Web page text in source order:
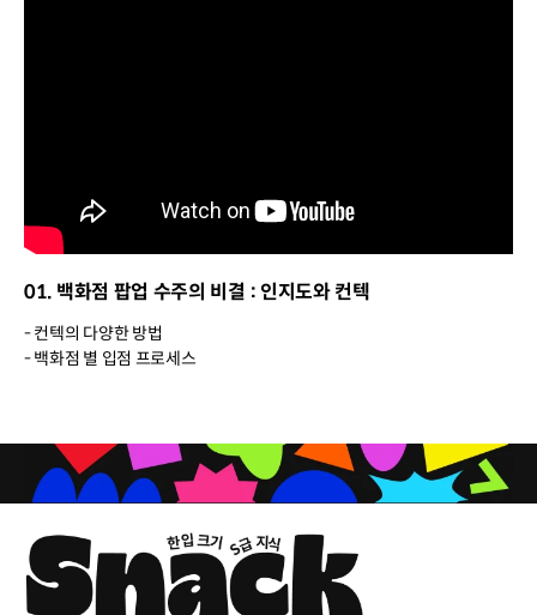
01. 백화점 팝업 수주의 비결 : 인지도와 컨텍
- 컨텍의 다양한 방법
- 백화점 별 입점 프로세스